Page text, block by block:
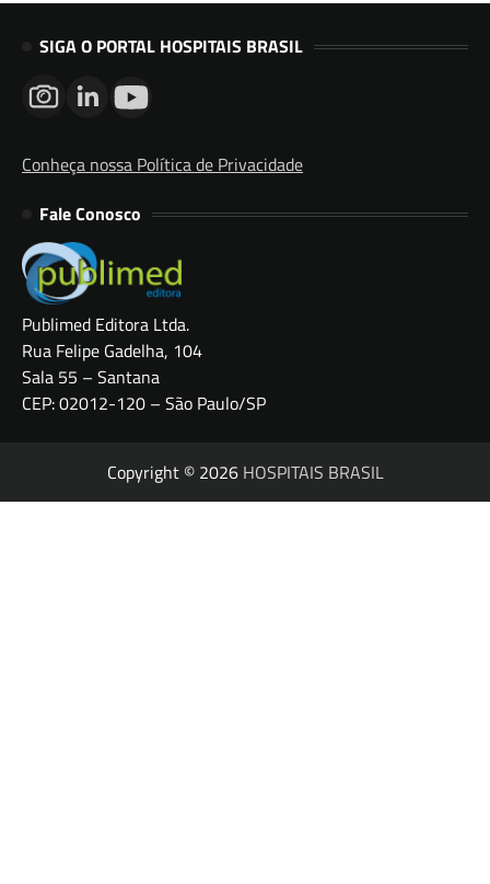
SIGA O PORTAL HOSPITAIS BRASIL
Conheça nossa Política de Privacidade
Fale Conosco
Publimed Editora Ltda.
Rua Felipe Gadelha, 104
Sala 55 – Santana
CEP: 02012-120 – São Paulo/SP
Copyright © 2026 HOSPITAIS BRASIL